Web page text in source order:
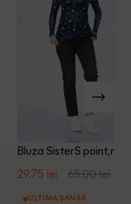
Bluza SisterS point,
29.75 lei 65.00 lei
ULTIMA ȘANSĂ